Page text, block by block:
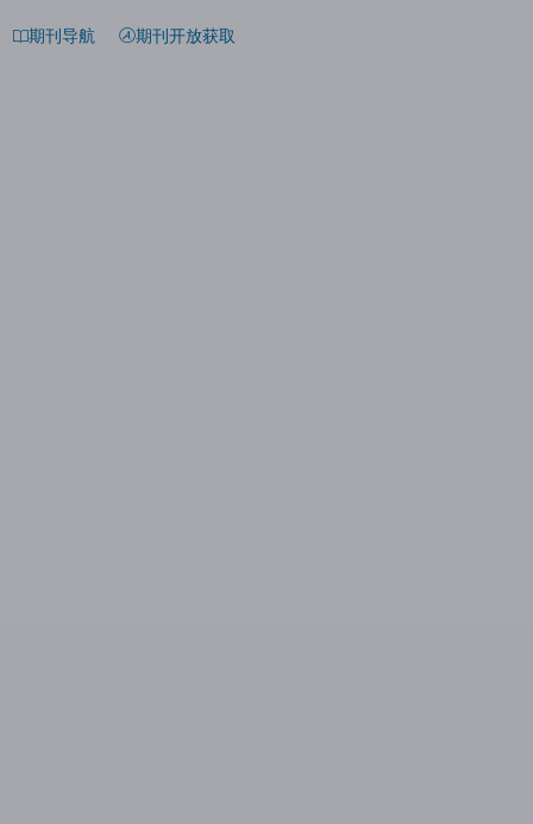
期刊导航 期刊开放获取